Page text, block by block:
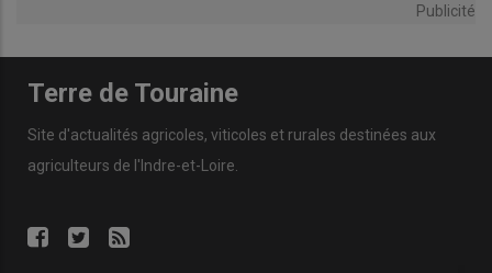
Publicité
Terre de Touraine
Site d'actualités agricoles, viticoles et rurales destinées aux
agriculteurs de l'Indre-et-Loire.